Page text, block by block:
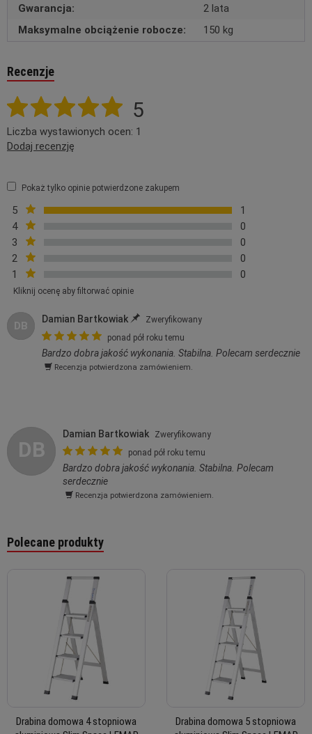
Gwarancja:
2 lata
Maksymalne obciążenie robocze:
150 kg
Recenzje
5
Liczba wystawionych ocen: 1
Dodaj recenzję
Pokaż tylko opinie potwierdzone zakupem
5
1
4
0
3
0
2
0
1
0
Kliknij ocenę aby filtorwać opinie
DB
Damian Bartkowiak
Zweryfikowany
ponad pół roku temu
Bardzo dobra jakość wykonania. Stabilna. Polecam serdecznie
Recenzja potwierdzona zamówieniem.
DB
Damian Bartkowiak
Zweryfikowany
ponad pół roku temu
Bardzo dobra jakość wykonania. Stabilna. Polecam
serdecznie
Recenzja potwierdzona zamówieniem.
Polecane produkty
Drabina domowa 4 stopniowa
Drabina domowa 5 stopniowa